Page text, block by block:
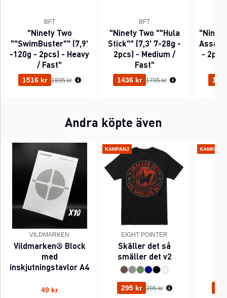
BFT
"Ninety Two
""SwimBuster"" (7,9'
-120g - 2pcs) - Heavy
/ Fast"
1516 kr Ordinarie pris:
1895 kr
BFT
"Ninety Two ""Hula
Stick"" (7,3' 7-28g -
2pcs) - Medium /
Fast"
1436 kr Ordinarie pris:
1795 kr
-
Andra köpte även
VILDMARKEN
Vildmarken® Block
med
inskjutningstavlor A4
49 kr
KAMPANJ
EIGHT POINTER
Skäller det så
smäller det v2
295 kr Ordinarie pris:
395 kr
KAMPANJ